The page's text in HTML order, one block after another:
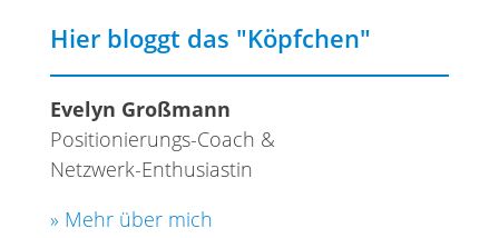
Hier bloggt das "Köpfchen"
Evelyn Großmann
Positionierungs-Coach &
Netzwerk-Enthusiastin
» Mehr über mich